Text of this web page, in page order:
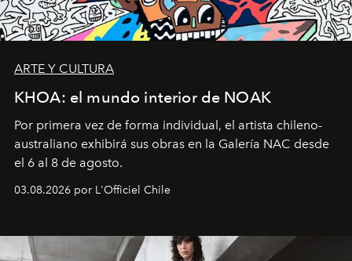
ARTE Y CULTURA
KHOA: el mundo interior de NOAK
Por primera vez de forma individual, el artista chileno-
australiano exhibirá sus obras en la Galería NAC desde
el 6 al 8 de agosto.
03.08.2026 por L'Officiel Chile